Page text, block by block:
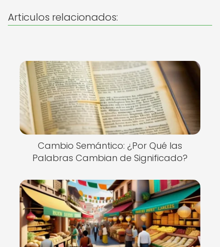
Articulos relacionados:
Cambio Semántico: ¿Por Qué las
Palabras Cambian de Significado?